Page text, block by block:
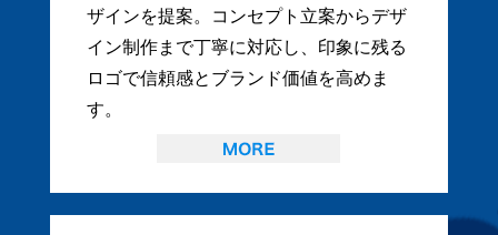
ザインを提案。コンセプト立案からデザ
イン制作まで丁寧に対応し、印象に残る
ロゴで信頼感とブランド価値を高めま
す。